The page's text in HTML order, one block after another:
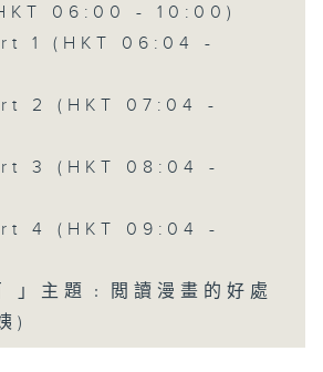
06:00 - 10:00)
1 (HKT 06:04 -
2 (HKT 07:04 -
3 (HKT 08:04 -
4 (HKT 09:04 -
」主題﹕閲讀漫畫的好處
)